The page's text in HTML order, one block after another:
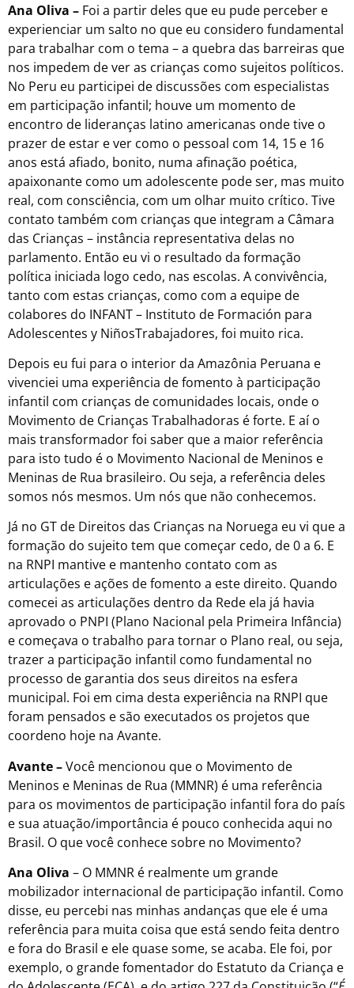
Ana Oliva – Foi a partir deles que eu pude perceber e
experienciar um salto no que eu considero fundamental
para trabalhar com o tema – a quebra das barreiras que
nos impedem de ver as crianças como sujeitos políticos.
No Peru eu participei de discussões com especialistas
em participação infantil; houve um momento de
encontro de lideranças latino americanas onde tive o
prazer de estar e ver como o pessoal com 14, 15 e 16
anos está afiado, bonito, numa afinação poética,
apaixonante como um adolescente pode ser, mas muito
real, com consciência, com um olhar muito crítico. Tive
contato também com crianças que integram a Câmara
das Crianças – instância representativa delas no
parlamento. Então eu vi o resultado da formação
política iniciada logo cedo, nas escolas. A convivência,
tanto com estas crianças, como com a equipe de
colabores do INFANT – Instituto de Formación para
Adolescentes y NiñosTrabajadores, foi muito rica.
Depois eu fui para o interior da Amazônia Peruana e
vivenciei uma experiência de fomento à participação
infantil com crianças de comunidades locais, onde o
Movimento de Crianças Trabalhadoras é forte. E aí o
mais transformador foi saber que a maior referência
para isto tudo é o Movimento Nacional de Meninos e
Meninas de Rua brasileiro. Ou seja, a referência deles
somos nós mesmos. Um nós que não conhecemos.
Já no GT de Direitos das Crianças na Noruega eu vi que a
formação do sujeito tem que começar cedo, de 0 a 6. E
na RNPI mantive e mantenho contato com as
articulações e ações de fomento a este direito. Quando
comecei as articulações dentro da Rede ela já havia
aprovado o PNPI (Plano Nacional pela Primeira Infância)
e começava o trabalho para tornar o Plano real, ou seja,
trazer a participação infantil como fundamental no
processo de garantia dos seus direitos na esfera
municipal. Foi em cima desta experiência na RNPI que
foram pensados e são executados os projetos que
coordeno hoje na Avante.
Avante –Você mencionou que o Movimento de
Meninos e Meninas de Rua (MMNR) é uma referência
para os movimentos de participação infantil fora do país
e sua atuação/importância é pouco conhecida aqui no
Brasil. O que você conhece sobre no Movimento?
Ana Oliva – O MMNR é realmente um grande
mobilizador internacional de participação infantil. Como
disse, eu percebi nas minhas andanças que ele é uma
referência para muita coisa que está sendo feita dentro
e fora do Brasil e ele quase some, se acaba. Ele foi, por
exemplo, o grande fomentador do Estatuto da Criança e